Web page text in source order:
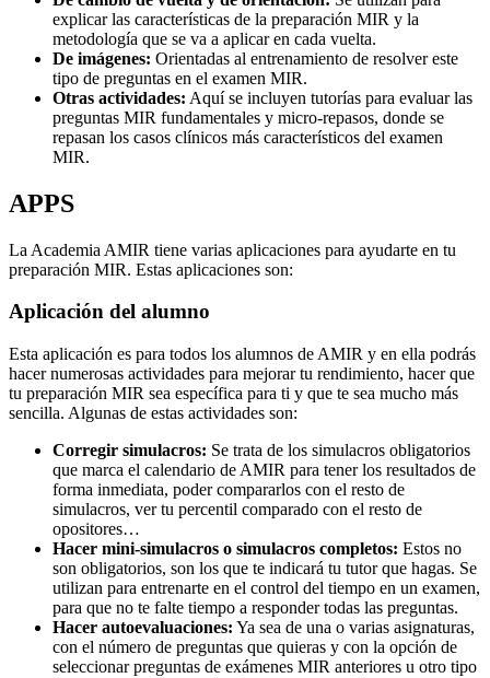
explicar las características de la preparación MIR y la
metodología que se va a aplicar en cada vuelta.
De imágenes: Orientadas al entrenamiento de resolver este
tipo de preguntas en el examen MIR.
Otras actividades: Aquí se incluyen tutorías para evaluar las
preguntas MIR fundamentales y micro-repasos, donde se
repasan los casos clínicos más característicos del examen
MIR.
APPS
La Academia AMIR tiene varias aplicaciones para ayudarte en tu
preparación MIR. Estas aplicaciones son:
Aplicación del alumno
Esta aplicación es para todos los alumnos de AMIR y en ella podrás
hacer numerosas actividades para mejorar tu rendimiento, hacer que
tu preparación MIR sea específica para ti y que te sea mucho más
sencilla. Algunas de estas actividades son:
Corregir simulacros: Se trata de los simulacros obligatorios
que marca el calendario de AMIR para tener los resultados de
forma inmediata, poder compararlos con el resto de
simulacros, ver tu percentil comparado con el resto de
opositores…
Hacer mini-simulacros o simulacros completos: Estos no
son obligatorios, son los que te indicará tu tutor que hagas. Se
utilizan para entrenarte en el control del tiempo en un examen,
para que no te falte tiempo a responder todas las preguntas.
Hacer autoevaluaciones: Ya sea de una o varias asignaturas,
con el número de preguntas que quieras y con la opción de
seleccionar preguntas de exámenes MIR anteriores u otro tipo